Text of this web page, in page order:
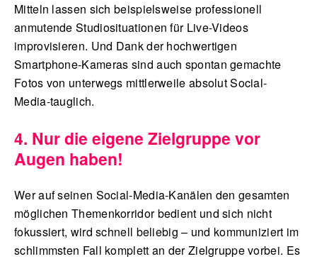
Mitteln lassen sich beispielsweise professionell
anmutende Studiosituationen für Live-Videos
improvisieren. Und Dank der hochwertigen
Smartphone-Kameras sind auch spontan gemachte
Fotos von unterwegs mittlerweile absolut Social-
Media-tauglich.
4. Nur die eigene Zielgruppe vor
Augen haben!
Wer auf seinen Social-Media-Kanälen den gesamten
möglichen Themenkorridor bedient und sich nicht
fokussiert, wird schnell beliebig – und kommuniziert im
schlimmsten Fall komplett an der Zielgruppe vorbei. Es